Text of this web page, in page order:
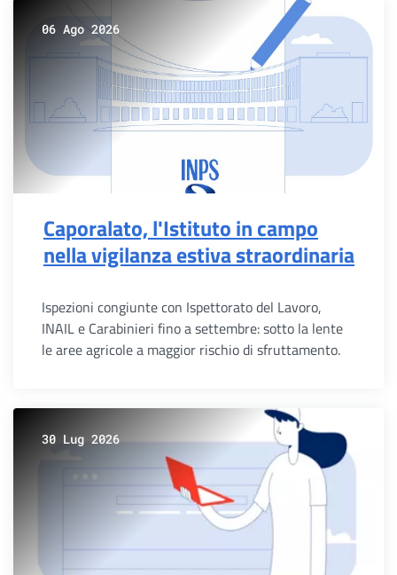
06 Ago 2026
Caporalato, l'Istituto in campo
nella vigilanza estiva straordinaria
Ispezioni congiunte con Ispettorato del Lavoro,
INAIL e Carabinieri fino a settembre: sotto la lente
le aree agricole a maggior rischio di sfruttamento.
30 Lug 2026